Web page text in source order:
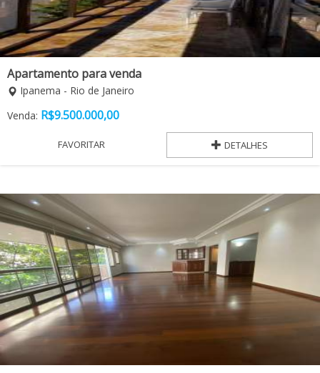
Apartamento para venda
Ipanema - Rio de Janeiro
Venda: R$9.500.000,00
FAVORITAR DETALHES